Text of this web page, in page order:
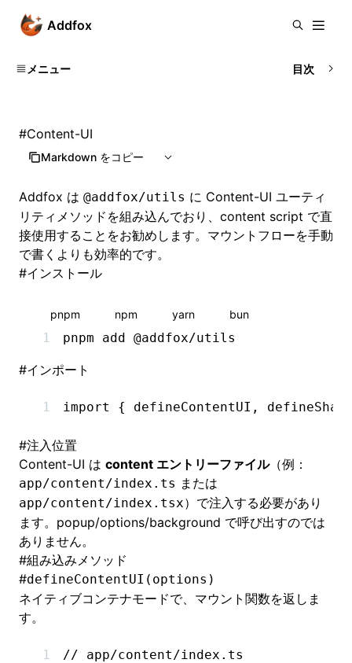
Addfox
メニュー 目次
#Content-UI
Markdown をコピー
Addfox は @addfox/utils に Content-UI ユーティ
リティメソッドを組み込んでおり、content script で直
接使用することをお勧めします。マウントフローを手動
で書くよりも効率的です。
#インストール
pnpm npm yarn bun
pnpm add @addfox/utils
#インポート
import { defineContentUI ,
#注入位置
Content-UI は content エントリーファイル（例：
app/content/index.ts または
app/content/index.tsx）で注入する必要があり
ます。popup/options/background で呼び出すのでは
ありません。
#組み込みメソッド
#defineContentUI(options)
ネイティブコンテナモードで、マウント関数を返しま
す。
// app/content/index.ts